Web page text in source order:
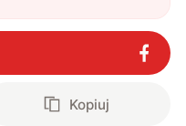
Kopiuj